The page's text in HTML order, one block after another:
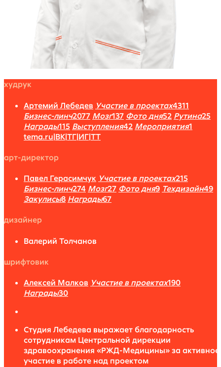
худрук
Артемий Лебедев Участие в проектах4311
Бизнес-линч2077 Мозг137 Фото дня52 Рутина25
Награды115 Выступления42 Мероприятия1
tema.ru|ВК|ТГ|ИГ|ТТ
арт-директор
Павел Герасимчук Участие в проектах215
Бизнес-линч274 Мозг27 Фото дня9 Техдизайн49
Закулисы8 Награды67
дизайнер
Валерий Толчанов
шрифтовик
Алексей Малков Участие в проектах190
Награды30
Студия Лебедева выражает благодарность
сотрудникам Центральной дирекции
здравоохранения «РЖД-Медицины» за активное
участие в работе над проектом